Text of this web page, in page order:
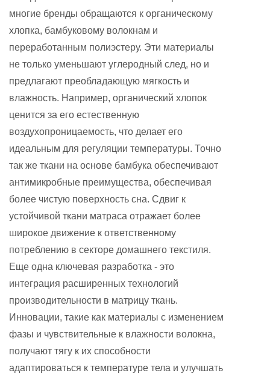
многие бренды обращаются к органическому
хлопка, бамбуковому волокнам и
переработанным полиэстеру. Эти материалы
не только уменьшают углеродный след, но и
предлагают преобладающую мягкость и
влажность. Например, органический хлопок
ценится за его естественную
воздухопроницаемость, что делает его
идеальным для регуляции температуры. Точно
так же ткани на основе бамбука обеспечивают
антимикробные преимущества, обеспечивая
более чистую поверхность сна. Сдвиг к
устойчивой ткани матраса отражает более
широкое движение к ответственному
потреблению в секторе домашнего текстиля.
Еще одна ключевая разработка - это
интеграция расширенных технологий
производительности в матрицу ткань.
Инновации, такие как материалы с изменением
фазы и чувствительные к влажности волокна,
получают тягу к их способности
адаптироваться к температуре тела и улучшать